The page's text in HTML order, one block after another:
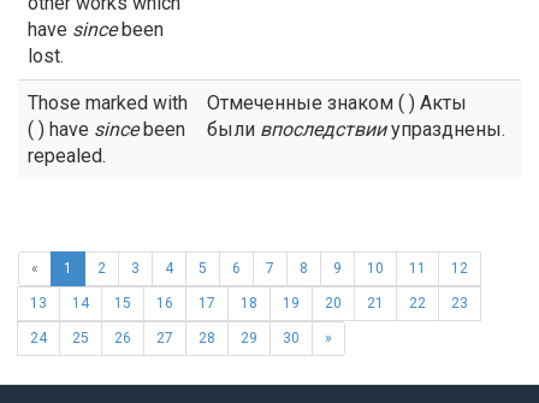
have sincebeen
lost.
Those marked with
( ) have sincebeen
repealed.
Отмеченные знаком ( ) Акты
были впоследствииупразднены.
« 1 2 3 4 5 6 7 8 9 10 11 12
13 14 15 16 17 18 19 20 21 22 23
24 25 26 27 28 29 30 »